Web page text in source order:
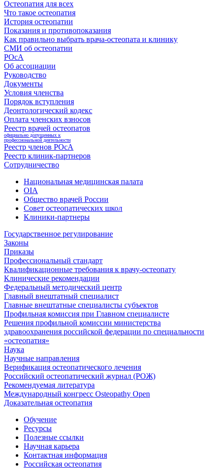
Остеопатия для всех
Что такое остеопатия
История остеопатии
Показания и противопоказания
Как правильно выбрать врача-остеопата и клинику
СМИ об остеопатии
РОсА
Об ассоциации
Руководство
Документы
Условия членства
Порядок вступления
Деонтологический кодекс
Оплата членских взносов
Реестр врачей остеопатов
официально допущенных к
профессиональной деятельности
Реестр членов РОсА
Реестр клиник-партнеров
Сотрудничество
Национальная медицинская палата
OIA
Общество врачей России
Совет остеопатических школ
Клиники-партнеры
Государственное регулирование
Законы
Приказы
Профессиональный стандарт
Квалификационные требования к врачу-остеопату
Клинические рекомендации
Федеральный методический центр
Главный внештатный специалист
Главные внештатные специалисты субъектов
Профильная комиссия при Главном специалисте
Решения профильной комиссии министерства
здравоохранения российской федерации по специальности
«остеопатия»
Наука
Научные направления
Верификация остеопатического лечения
Российский остеопатический журнал (РОЖ)
Рекомендуемая литература
Международный конгресс Osteopathy Open
Доказательная остеопатия
Обучение
Ресурсы
Полезные ссылки
Научная карьера
Контактная информация
Российская остеопатия